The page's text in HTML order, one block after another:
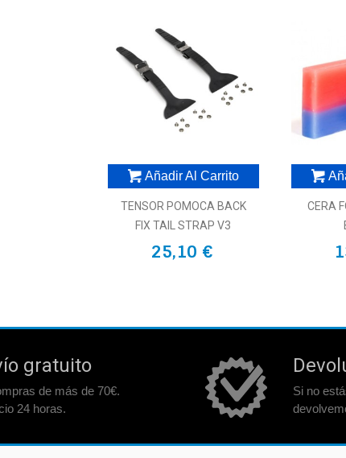
Añadir Al Carrito
TENSOR POMOCA BACK
FIX TAIL STRAP V3
25,10 €
CERA
gratuito
de más de 70€.
24 horas.
Si no